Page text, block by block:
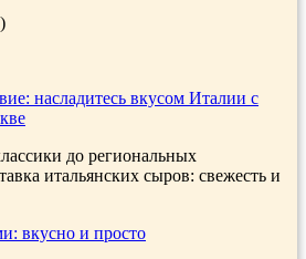
насладитесь вкусом Италии с
до региональных
итальянских сыров: свежесть и
вкусно и просто